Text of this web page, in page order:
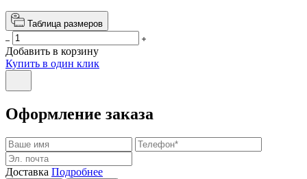
Таблица размеров
Добавить в корзину
Купить в один клик
Оформление заказа
Доставка Подробнее